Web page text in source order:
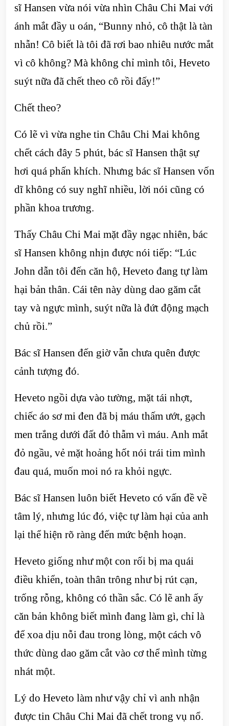
sĩ Hansen vừa nói vừa nhìn Châu Chi Mai với
ánh mắt đầy u oán, “Bunny nhỏ, cô thật là tàn
nhẫn! Cô biết là tôi đã rơi bao nhiêu nước mắt
vì cô không? Mà không chỉ mình tôi, Heveto
suýt nữa đã chết theo cô rồi đấy!”
Chết theo?
Có lẽ vì vừa nghe tin Châu Chi Mai không
chết cách đây 5 phút, bác sĩ Hansen thật sự
hơi quá phấn khích. Nhưng bác sĩ Hansen vốn
dĩ không có suy nghĩ nhiều, lời nói cũng có
phần khoa trương.
Thấy Châu Chi Mai mặt đầy ngạc nhiên, bác
sĩ Hansen không nhịn được nói tiếp: “Lúc
John dẫn tôi đến căn hộ, Heveto đang tự làm
hại bản thân. Cái tên này dùng dao găm cắt
tay và ngực mình, suýt nữa là đứt động mạch
chủ rồi.”
Bác sĩ Hansen đến giờ vẫn chưa quên được
cảnh tượng đó.
Heveto ngồi dựa vào tường, mặt tái nhợt,
chiếc áo sơ mi đen đã bị máu thấm ướt, gạch
men trắng dưới đất đỏ thẫm vì máu. Anh mắt
đỏ ngầu, vẻ mặt hoảng hốt nói trái tim mình
đau quá, muốn moi nó ra khỏi ngực.
Bác sĩ Hansen luôn biết Heveto có vấn đề về
tâm lý, nhưng lúc đó, việc tự làm hại của anh
lại thể hiện rõ ràng đến mức bệnh hoạn.
Heveto giống như một con rối bị ma quái
điều khiển, toàn thân trông như bị rút cạn,
trống rỗng, không có thần sắc. Có lẽ anh ấy
căn bản không biết mình đang làm gì, chỉ là
để xoa dịu nỗi đau trong lòng, một cách vô
thức dùng dao găm cắt vào cơ thể mình từng
nhát một.
Lý do Heveto làm như vậy chỉ vì anh nhận
được tin Châu Chi Mai đã chết trong vụ nổ.